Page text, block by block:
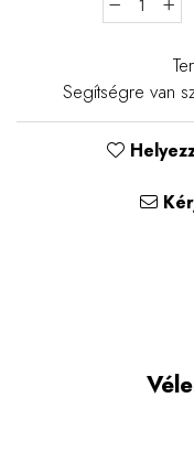
Segítségre van